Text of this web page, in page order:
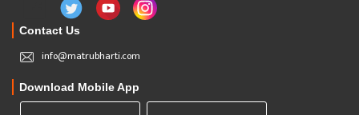
Contact Us
info@matrubharti.com
Download Mobile App